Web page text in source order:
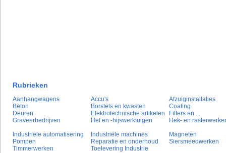
Rubrieken
Aanhangwagens Accu's
Afzuiginstallaties
Beton
Borstels en kwasten
Coating
Deuren
Elektrotechnische artikelen
Filters en ...
Graveerbedrijven
Hef en -hijswerktuigen
Hek- en
Industriële automatisering
Industriële machines
Magneten
Pompen
Reparatie en onderhoud
Siersmeedwerken
Timmerwerken
Toelevering Industrie